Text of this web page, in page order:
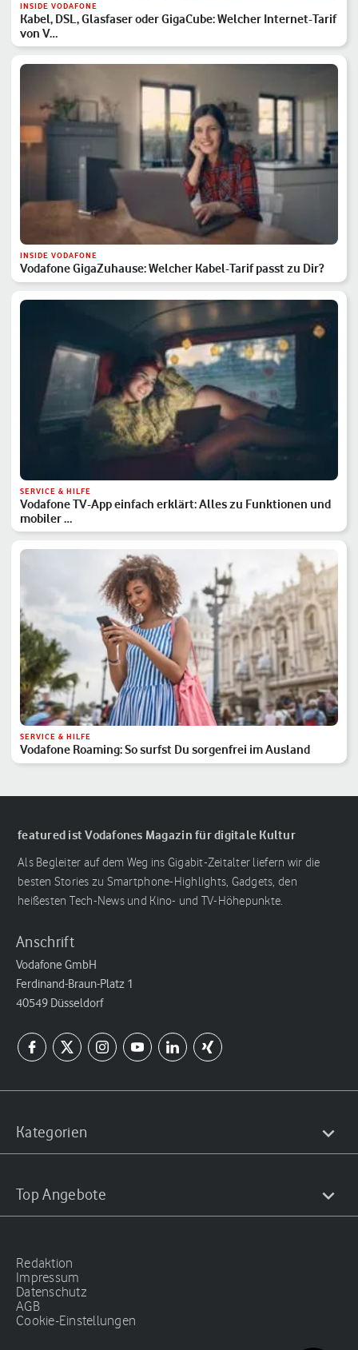
INSIDE VODAFONE
Kabel, DSL, Glasfaser oder GigaCube: Welcher Internet-Tarif
von V…
INSIDE VODAFONE
Vodafone GigaZuhause: Welcher Kabel-Tarif passt zu Dir?
SERVICE & HILFE
Vodafone TV-App einfach erklärt: Alles zu Funktionen und
mobiler …
SERVICE & HILFE
Vodafone Roaming: So surfst Du sorgenfrei im Ausland
featured ist Vodafones Magazin für digitale Kultur
Als Begleiter auf dem Weg ins Gigabit-Zeitalter liefern wir die
besten Stories zu Smartphone-Highlights, Gadgets, den
heißesten Tech-News und Kino- und TV-Höhepunkte.
Anschrift
Vodafone GmbH
Ferdinand-Braun-Platz 1
40549 Düsseldorf
Kategorien
Top Angebote
Redaktion
Impressum
Datenschutz
AGB
Cookie-Einstellungen